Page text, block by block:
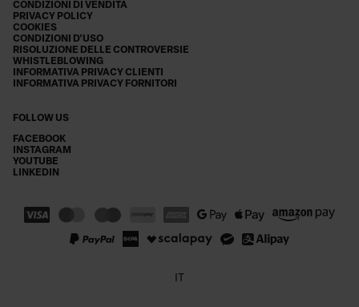
CONDIZIONI DI VENDITA
PRIVACY POLICY
COOKIES
CONDIZIONI D'USO
RISOLUZIONE DELLE CONTROVERSIE
WHISTLEBLOWING
INFORMATIVA PRIVACY CLIENTI
INFORMATIVA PRIVACY FORNITORI
FOLLOW US
FACEBOOK
INSTAGRAM
YOUTUBE
LINKEDIN
IT